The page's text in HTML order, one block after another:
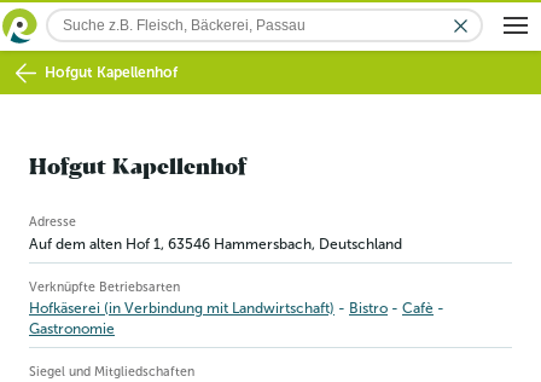
Hofgut Kapellenhof
Hofgut Kapellenhof
Betriebsinformation
Adresse
Auf dem alten Hof 1 , 63546 Hammersbach, Deutschland
Verknüpfte Betriebsarten
Hofkäserei (in Verbindung mit Landwirtschaft) Bistro
Cafè
Gastronomie
Siegel und Mitgliedschaften